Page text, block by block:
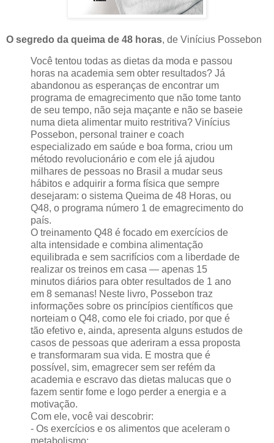
O segredo da queima de 48 horas, de Vinícius Possebon
Você tentou todas as dietas da moda e passou
horas na academia sem obter resultados? Já
abandonou as esperanças de encontrar um
programa de emagrecimento que não tome tanto
de seu tempo, não seja maçante e não se baseie
numa dieta alimentar muito restritiva? Vinícius
Possebon, personal trainer e coach
especializado em saúde e boa forma, criou um
método revolucionário e com ele já ajudou
milhares de pessoas no Brasil a mudar seus
hábitos e adquirir a forma física que sempre
desejaram: o sistema Queima de 48 Horas, ou
Q48, o programa número 1 de emagrecimento do
país.
O treinamento Q48 é focado em exercícios de
alta intensidade e combina alimentação
equilibrada e sem sacrifícios com a liberdade de
realizar os treinos em casa — apenas 15
minutos diários para obter resultados de 1 ano
em 8 semanas! Neste livro, Possebon traz
informações sobre os princípios científicos que
norteiam o Q48, como ele foi criado, por que é
tão efetivo e, ainda, apresenta alguns estudos de
casos de pessoas que aderiram a essa proposta
e transformaram sua vida. E mostra que é
possível, sim, emagrecer sem ser refém da
academia e escravo das dietas malucas que o
fazem sentir fome e logo perder a energia e a
motivação.
Com ele, você vai descobrir:
- Os exercícios e os alimentos que aceleram o